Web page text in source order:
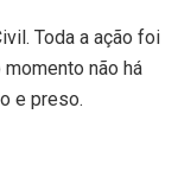
Toda a ação foi
não há
e preso.